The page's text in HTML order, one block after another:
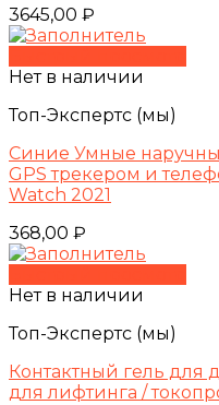
3645,00 ₽
Нет в наличии
Топ-Экспертс (мы)
Синие Умные
GPS трекером и
Watch 2021
368,00 ₽
Нет в наличии
Топ-Экспертс (мы)
Контактный гель для
для лифтинга /